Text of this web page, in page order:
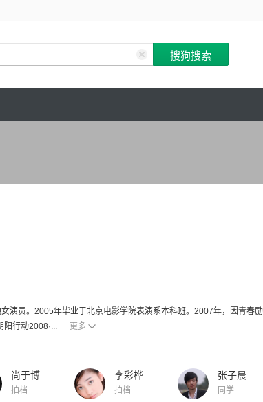
演员。2005年毕业于北京电影学院表演系本科班。2007年，因青春
阳行动2008·...
更多
尚于博
拍档
李彩桦
拍档
张子晨
同学